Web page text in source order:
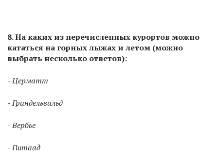
8. На каких из перечисленных курортов можно
кататься на горных лыжах и летом (можно
выбрать несколько ответов):
- Церматт
- Гриндельвальд
- Вербье
- Гштаад